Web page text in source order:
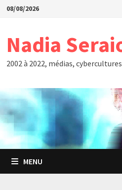
Passer
08/08/2026
Nadia
2002 à 2022, médias,
MENU